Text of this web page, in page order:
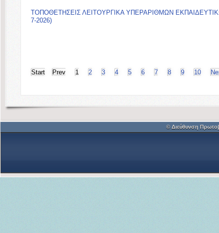
ΤΟΠΟΘΕΤΗΣΕΙΣ ΛΕΙΤΟΥΡΓΙΚΑ ΥΠΕΡΑΡΙΘΜΩΝ
7-2026)
Start Prev 1 2 3 4 5 6 7 8 9 10
© Διεύθυνση